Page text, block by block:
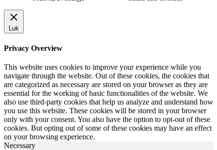
Luk
Privacy Overview
This website uses cookies to improve your experience while you
navigate through the website. Out of these cookies, the cookies that
are categorized as necessary are stored on your browser as they are
essential for the working of basic functionalities of the website. We
also use third-party cookies that help us analyze and understand how
you use this website. These cookies will be stored in your browser
only with your consent. You also have the option to opt-out of these
cookies. But opting out of some of these cookies may have an effect
on your browsing experience.
Necessary